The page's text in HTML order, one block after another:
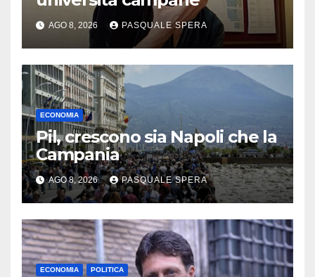
AGO 8, 2026 PASQUALE SPERA
ECONOMIA
Pil, crescono sia Napoli che la
Campania
AGO 8, 2026 PASQUALE SPERA
ECONOMIA POLITICA